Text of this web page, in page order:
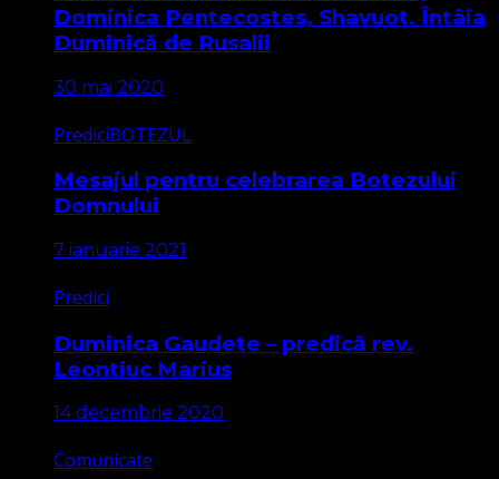
Dominica Pentecostes, Shavuot. Întâia
Duminică de Rusalii
30 mai 2020
PrediciBOTEZUL
Mesajul pentru celebrarea Botezului
Domnului
7 ianuarie 2021
Predici
Duminica Gaudete – predică rev.
Leontiuc Marius
14 decembrie 2020
Comunicate